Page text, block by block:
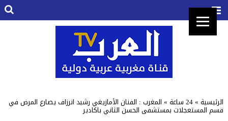
الرئيسية »24 ساعة »المغرب : الفنان الأمازيغي رشيد انرزاف يصارع المرض في
قسم المستعجلات بمستشفى الحسن الثاني باكادير